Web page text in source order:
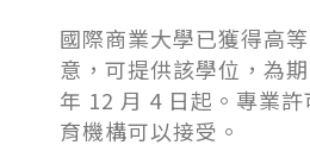
國際商業大學已獲得高
意，可提供該學位，為
年 12 月 4 日起。專業
育機構可以接受。